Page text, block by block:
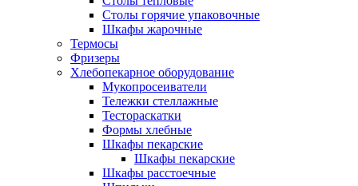
Столы горячие упаковочные
Шкафы жарочные
Термосы
Фризеры
Хлебопекарное оборудование
Мукопросеиватели
Тележки стеллажные
Тестораскатки
Формы хлебные
Шкафы пекарские
Шкафы пекарские
Шкафы расстоечные